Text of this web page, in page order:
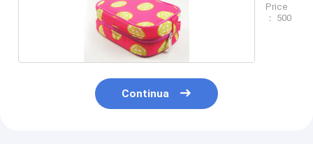
Price
： 500
Continua